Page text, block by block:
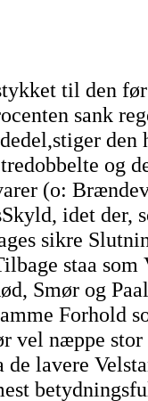
til den
sank
den
og
(o:
idet der,
sikre
staa som
Smør og
Forhold
vel næppe stor
de lavere